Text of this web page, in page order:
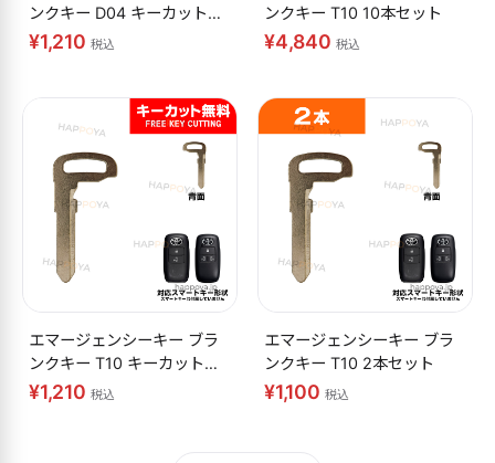
ンクキー D04 キーカット無
料
¥1,210 税込
ンクキー T10 10本セット
¥4,840 税込
エマージェンシーキー ブラ
ンクキー T10 キーカット無
料
¥1,210 税込
エマージェンシーキー ブラ
ンクキー T10 2本セット
¥1,100 税込